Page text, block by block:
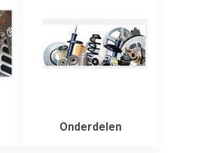
Onderdelen